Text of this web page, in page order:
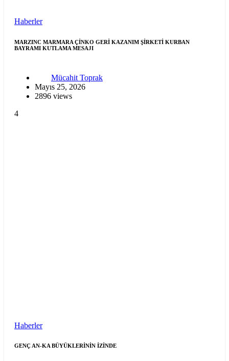
Haberler
MARZINC MARMARA ÇİNKO GERİ KAZANIM ŞİRKETİ KURBAN
BAYRAMI KUTLAMA MESAJI
Mücahit Toprak
Mayıs 25, 2026
2896 views
4
Haberler
GENÇ AN-KA BÜYÜKLERİNİN İZİNDE